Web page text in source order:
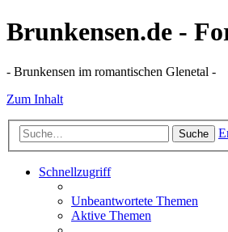
Brunkensen.de -
- Brunkensen im romantischen Glenetal -
Zum Inhalt
Suche
Schnellzugriff
Unbeantwortete Themen
Aktive Themen